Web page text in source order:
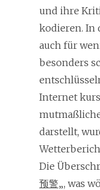
und ihre
kodieren. In
auch für
besonders
Internet
darstellt,
Die
预警„, was